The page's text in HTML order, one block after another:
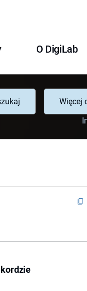
O DigiLab
Więcej